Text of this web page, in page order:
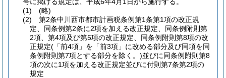
(1)
(略)
(2)
第2条中川西市都市計画税条例第1条第1項の改正規
定、同条例第2条に2項を加える改正規定、同条例附則第
2項、第4項及び第5項の改正規定、同条例附則第8項の改
正規定(「前4項」を「前3項」に改める部分及び同項を同
条例附則第7項とする部分を除く。)並びに同条例附則第8
項の次に1項を加える改正規定並びに付則第7条第2項の
規定